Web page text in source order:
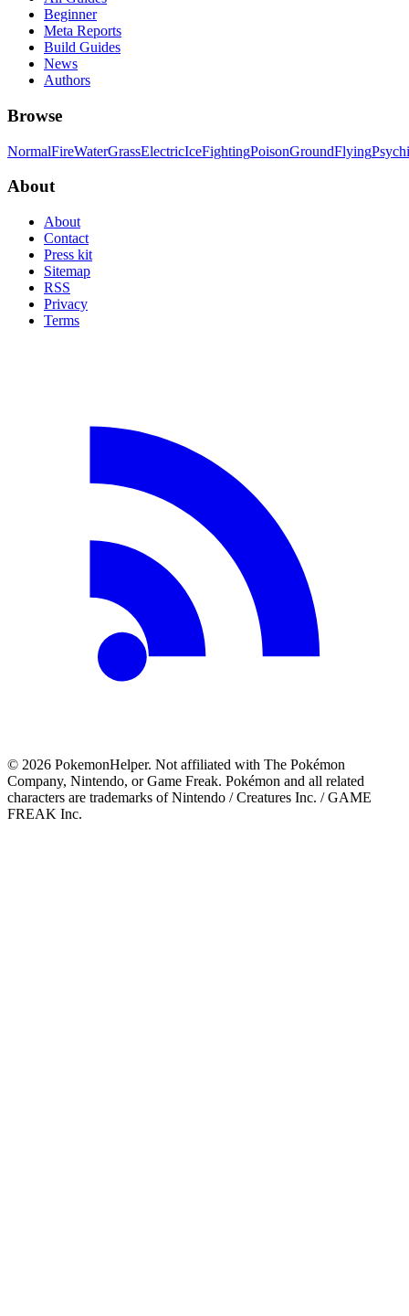
Beginner
Meta Reports
Build Guides
News
Authors
Browse
NormalFireWaterGrassElectricIceFightingPoisonGroundFlying
About
About
Contact
Press kit
Sitemap
RSS
Privacy
Terms
© 2026 PokemonHelper. Not affiliated with The Pokémon
Company, Nintendo, or Game Freak. Pokémon and all related
characters are trademarks of Nintendo / Creatures Inc. / GAME
FREAK Inc.